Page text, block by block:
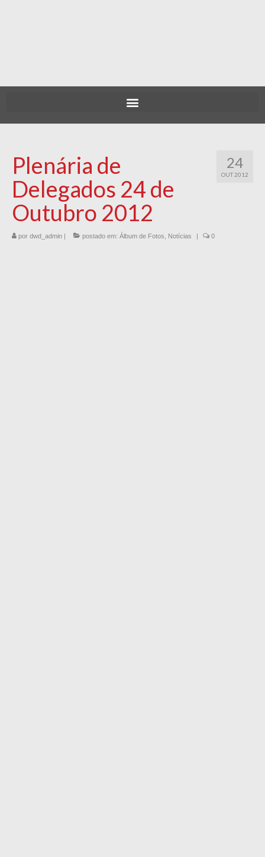
24
OUT 2012
Plenária de
Delegados 24 de
Outubro 2012
por dwd_admin | postado em: Álbum de Fotos Notícias | 0